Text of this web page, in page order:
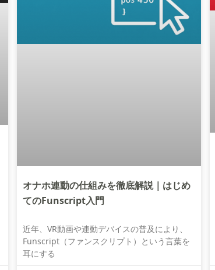
オナホ連動の仕組みを徹底解説｜はじめ
てのFunscript入門
近年、VR動画や連動デバイスの普及により、
Funscript（ファンスクリプト）という言葉を
耳にする